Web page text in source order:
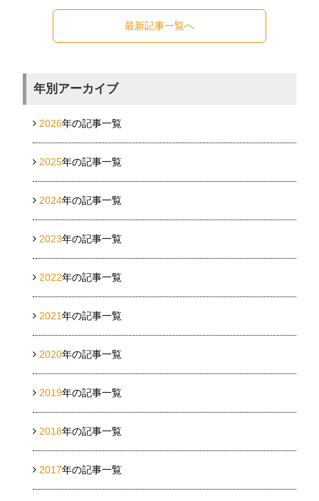
最新記事一覧へ
年別アーカイブ
2026年の記事一覧
2025年の記事一覧
2024年の記事一覧
2023年の記事一覧
2022年の記事一覧
2021年の記事一覧
2020年の記事一覧
2019年の記事一覧
2018年の記事一覧
2017年の記事一覧